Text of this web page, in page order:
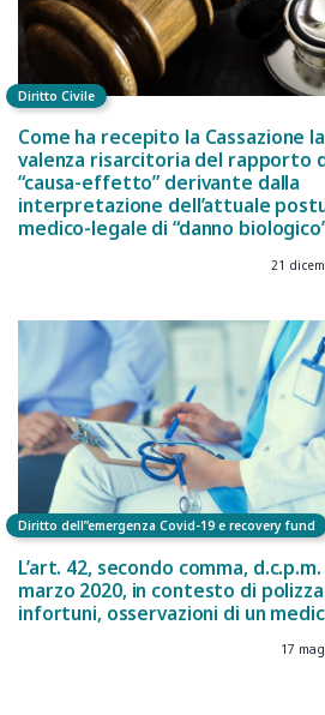
Diritto Civile
Come ha recepito la Cassazione la
valenza risarcitoria del rapporto
“causa-effetto” derivante dalla
interpretazione dell’attuale
medico-legale di “danno
21
Diritto dell”emergenza Covid-19 e recovery fund
L’art. 42, secondo comma,
marzo 2020, in contesto di polizza
infortuni, osservazioni di un
17